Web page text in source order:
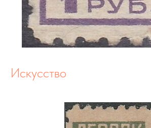
Искусство